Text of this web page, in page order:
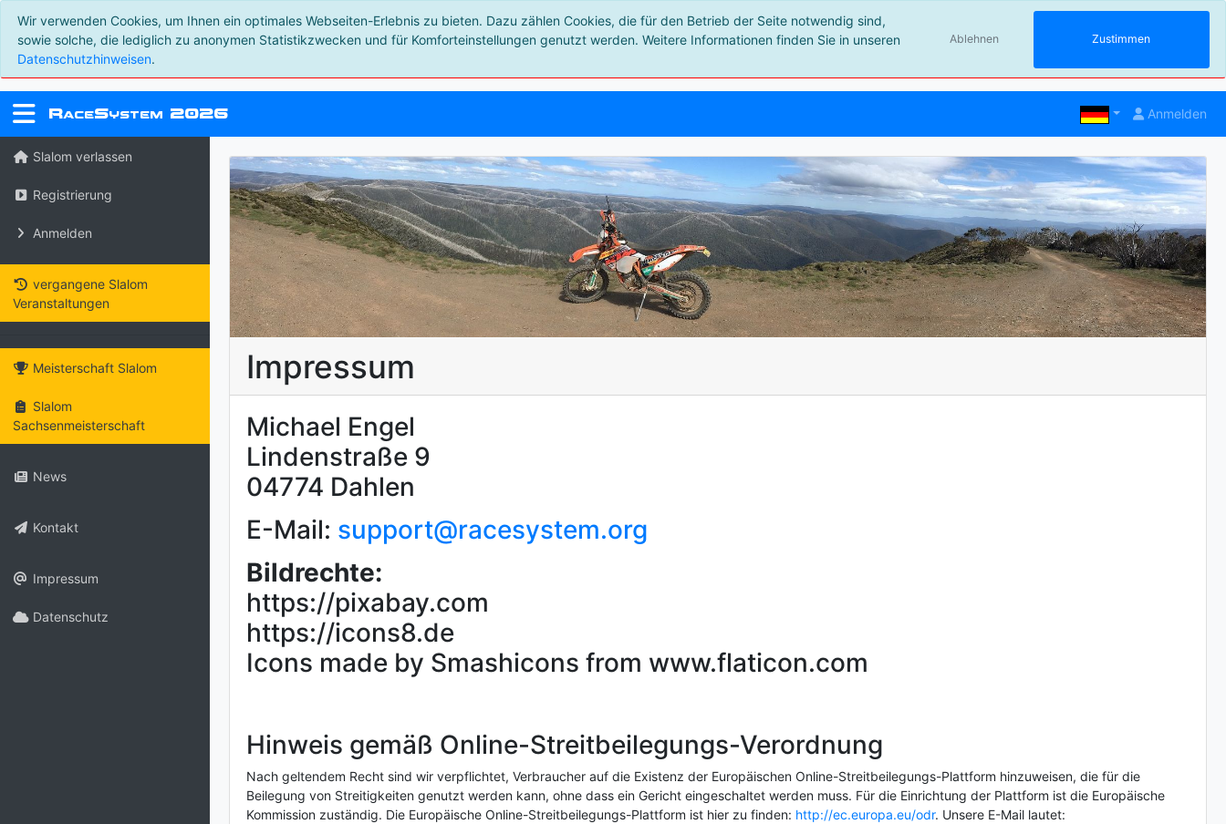
Wir verwenden Cookies, um Ihnen ein optimales Webseiten-Erlebnis zu bieten. Dazu zählen Cookies, die für den Betrieb der Seite notwendig sind,
sowie solche, die lediglich zu anonymen Statistikzwecken und für Komforteinstellungen genutzt werden. Weitere Informationen finden Sie in unseren
Datenschutzhinweisen.
Ablehnen Zustimmen
RaceSystem 2026 Anmelden
Slalom verlassen
Registrierung
Anmelden
vergangene Slalom
Veranstaltungen
Meisterschaft Slalom
Slalom
Sachsenmeisterschaft
News
Kontakt
Impressum
Datenschutz
Impressum
Michael Engel
Lindenstraße 9
04774 Dahlen
E-Mail: support@racesystem.org
Bildrechte:
https://pixabay.com
https://icons8.de
Icons made by Smashicons from www.flaticon.com
Hinweis gemäß Online-Streitbeilegungs-Verordnung
Nach geltendem Recht sind wir verpflichtet, Verbraucher auf die Existenz der Europäischen Online-Streitbeilegungs-Plattform hinzuweisen, die für die
Beilegung von Streitigkeiten genutzt werden kann, ohne dass ein Gericht eingeschaltet werden muss. Für die Einrichtung der Plattform ist die Europäische
Kommission zuständig. Die Europäische Online-Streitbeilegungs-Plattform ist hier zu finden: http://ec.europa.eu/odr. Unsere E-Mail lautet: